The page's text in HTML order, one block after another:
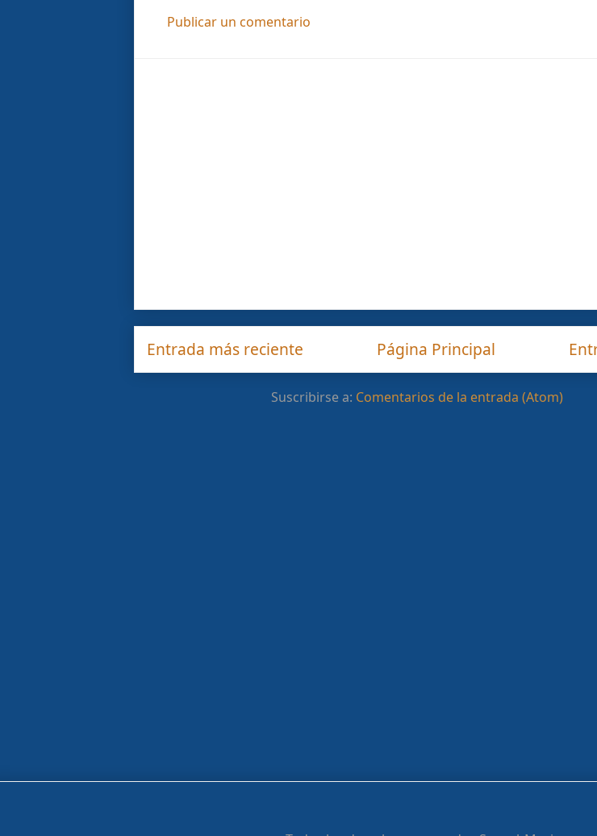
Publicar un comentario
Entrada más reciente Página Principal
Suscribirse a: Comentarios de la entrada (Atom)